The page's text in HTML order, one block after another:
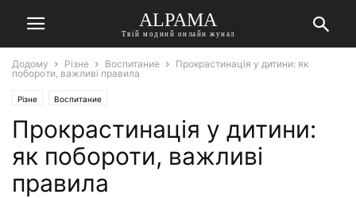
ALPAMA
Твій модний онлайн жунал
Додому Різне Воспитание
Прокрастинація у дитини: як
побороти, важливі правила
Різне Воспитание
Прокрастинація у дитини:
як побороти, важливі
правила